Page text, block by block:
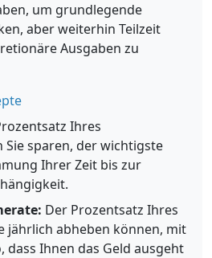
um grundlegende
aber weiterhin Teilzeit
Ausgaben zu
Ihres
Sie sparen, der wichtigste
Ihrer Zeit bis zur
Der Prozentsatz Ihres
jährlich abheben können, mit
dass Ihnen das Geld ausgeht